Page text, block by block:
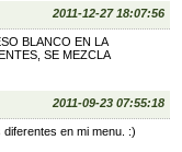
2011-12-27 18:07:56
BLANCO EN LA
SE MEZCLA
2011-09-23 07:55:18
en mi menu. :)